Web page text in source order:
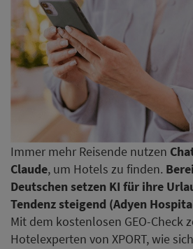
Immer mehr Reisende nutzen
Claude, um Hotels zu finden.
Deutschen setzen KI für ihre
Tendenz steigend (Adyen
Mit dem kostenlosen GEO-Check
Hotelexperten von XPORT, wie